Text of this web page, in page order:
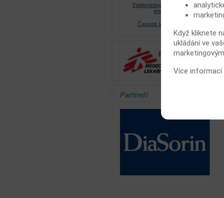
Epidemiologie, mikrobiologie,
imunologie
Časopis lékařů českých
Partneři
Když kliknete
ukládání ve
Více informací